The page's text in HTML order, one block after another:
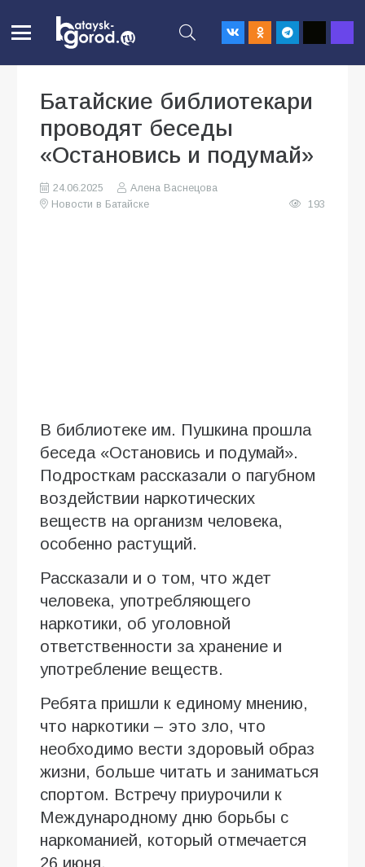
Батайские библиотекари
проводят беседы
«Остановись и подумай»
24.06.2025
Алена Васнецова
Новости в Батайске
193
В библиотеке им. Пушкина прошла
беседа «Остановись и подумай».
Подросткам рассказали о пагубном
воздействии наркотических
веществ на организм человека,
особенно растущий.
Рассказали и о том, что ждет
человека, употребляющего
наркотики, об уголовной
ответственности за хранение и
употребление веществ.
Ребята пришли к единому мнению,
что наркотики – это зло, что
необходимо вести здоровый образ
жизни, больше читать и заниматься
спортом. Встречу приурочили к
Международному дню борьбы с
наркоманией, который отмечается
26 июня.